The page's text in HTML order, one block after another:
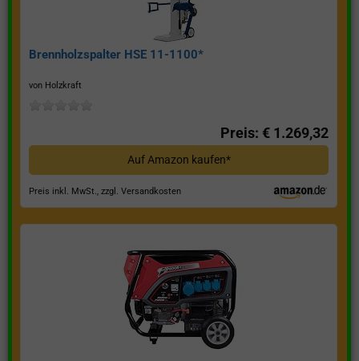
Brennholzspalter HSE 11-1100*
von Holzkraft
Preis: € 1.269,32
Auf Amazon kaufen*
Preis inkl. MwSt., zzgl. Versandkosten